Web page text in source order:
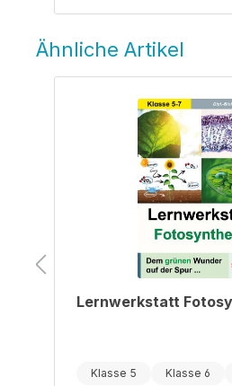
Ähnliche Artikel
Lernwerkstatt
Klasse 5 Klasse 6